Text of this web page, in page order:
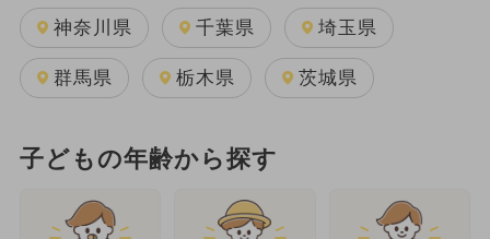
神奈川県 千葉県 埼玉県
群馬県 栃木県 茨城県
子どもの年齢から探す